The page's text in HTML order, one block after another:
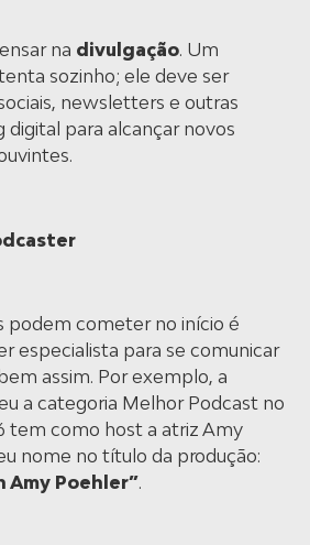
na divulgação. Um
sozinho; ele deve ser
newsletters e outras
para alcançar novos
podem cometer no início é
especialista para se comunicar
assim. Por exemplo, a
a categoria Melhor Podcast no
tem como host a atriz Amy
nome no título da produção:
Amy Poehler”.